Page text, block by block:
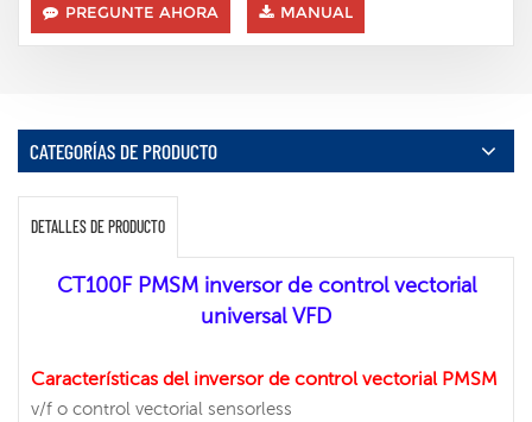
PREGUNTE AHORA MANUAL
CATEGORÍAS DE PRODUCTO
DETALLES DE PRODUCTO
CT100F PMSM inversor de control vectorial
universal VFD
Características del inversor de control vectorial PMSM
v/f o control vectorial sensorless